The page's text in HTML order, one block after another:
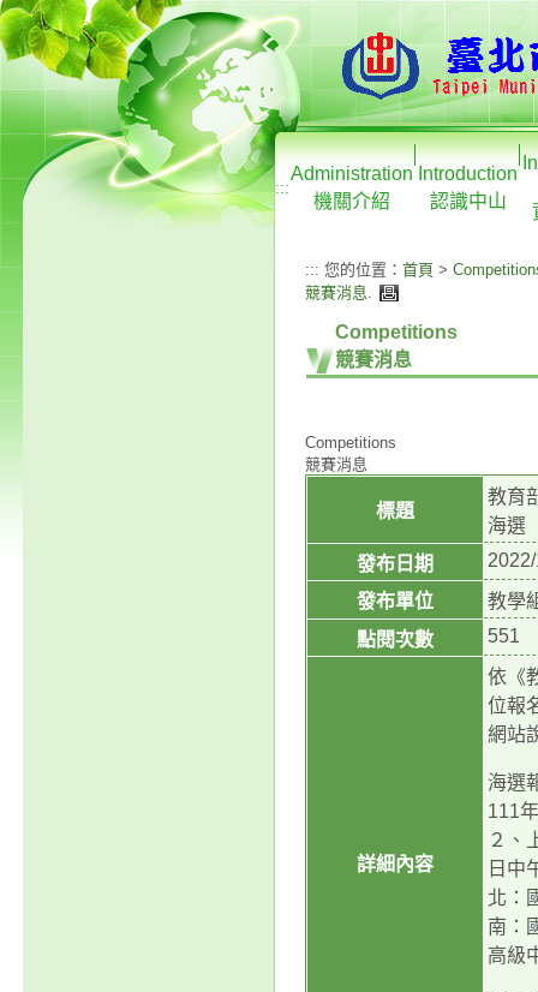
:::
Administration
機關介紹
Introduction
認識中山
::: 您的位置： 首頁 >
競賽消息.
Competitions
競賽消息
Competitions
競賽消息
標題
教育
海選
發布日期
發布單位
教學
點閱次數
551
詳細內容
依《
位報
網站
海選
111
２、
日中
北：
南：
高級